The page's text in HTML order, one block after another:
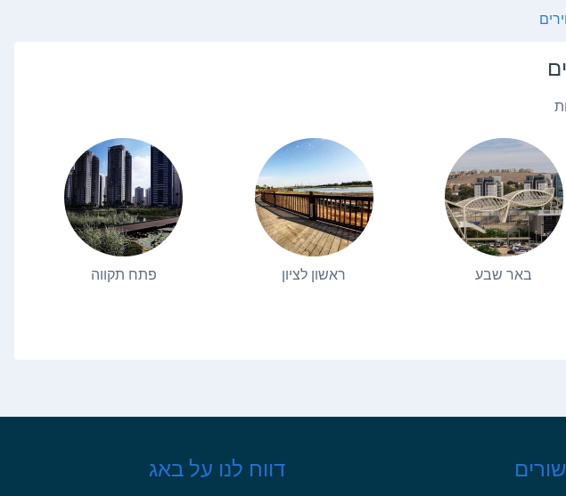
באר שבע ראשון לציון פתח תקווה
דווח לנו על באג